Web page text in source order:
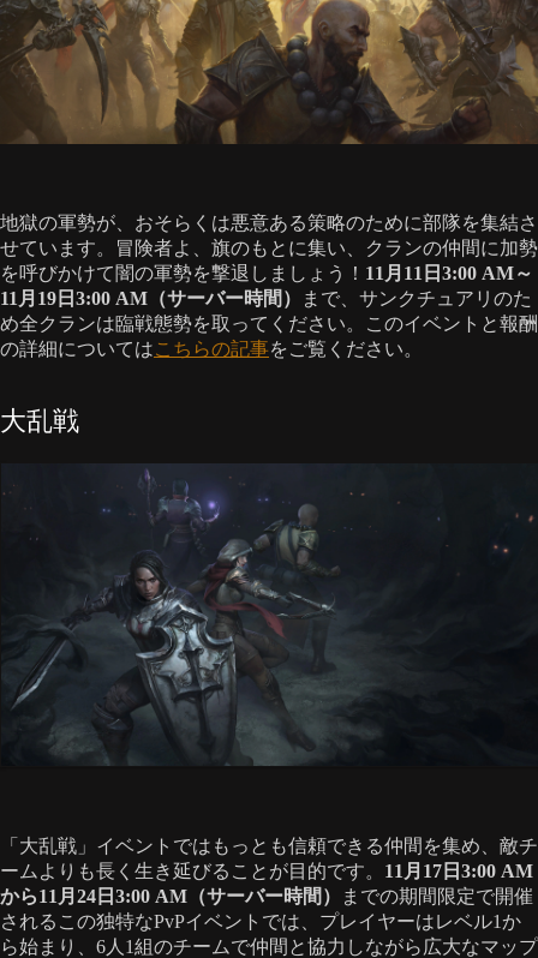
地獄の軍勢が、おそらくは悪意ある策略のために部隊を集結さ
せています。冒険者よ、旗のもとに集い、クランの仲間に加勢
を呼びかけて闇の軍勢を撃退しましょう！ 11月11日3:00 AM～
11月19日3:00 AM（サーバー時間）
まで、サンクチュアリのた
め全クランは臨戦態勢を取ってください。このイベントと報酬
の詳細についてはこちらの記事をご覧ください。
大乱戦
「大乱戦」イベントではもっとも信頼できる仲間を集め、敵チ
ームよりも長く生き延びることが目的です。 11月17日3:00 AM
から11月24日3:00 AM（サーバー時間）
までの期間限定で開催
されるこの独特なPvPイベントでは、プレイヤーはレベル1か
ら始まり、6人1組のチームで仲間と協力しながら広大なマップ